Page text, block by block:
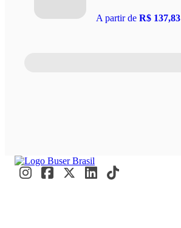
A partir de R$ 137,83